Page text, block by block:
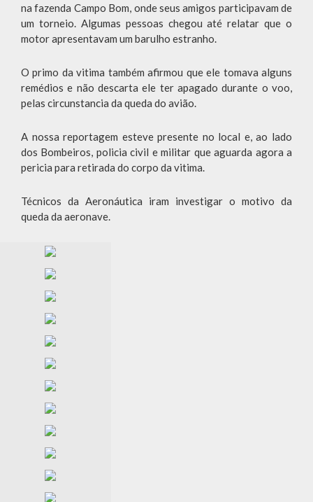
na fazenda Campo Bom, onde seus amigos participavam de
um torneio. Algumas pessoas chegou até relatar que o
motor apresentavam um barulho estranho.
O primo da vitima também afirmou que ele tomava alguns
remédios e não descarta ele ter apagado durante o voo,
pelas circunstancia da queda do avião.
A nossa reportagem esteve presente no local e, ao lado
dos Bombeiros, policia civil e militar que aguarda agora a
pericia para retirada do corpo da vitima.
Técnicos da Aeronáutica iram investigar o motivo da
queda da aeronave.